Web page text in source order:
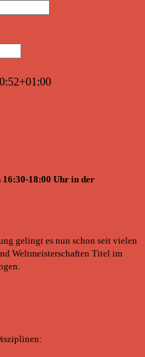
18:00 Uhr in der
gelingt es nun schon seit vielen
Weltmeisterschaften Titel im